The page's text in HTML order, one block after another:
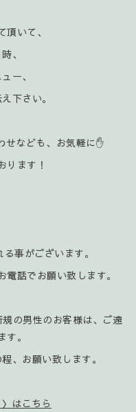
頂いて、
、
ー、
下さい。
なども、お気軽に✋️
ります！
事がございます。
話でお願い致します。
規の男性のお客様は、ご遠
。
、お願い致します。
はこちら